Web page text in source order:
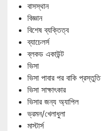
বাসস্থান
বিজ্ঞান
বিশেষ ব্যক্তিত্ব
ব্যাচেলর্স
ব্লকড একাউন্ট
ভিসা
ভিসা পাবার পর বাকি প্রস্তুতি
ভিসা সাক্ষাৎকার
ভিসার জন্য অ্যাপিল
ভ্রমন/খেলাধুলা
মাস্টার্স